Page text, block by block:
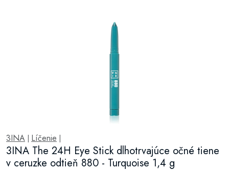
3INA Líčenie
3INA The 24H Eye Stick dlhotrvajúce očné tiene
v ceruzke odtieň 880 - Turquoise 1,4 g